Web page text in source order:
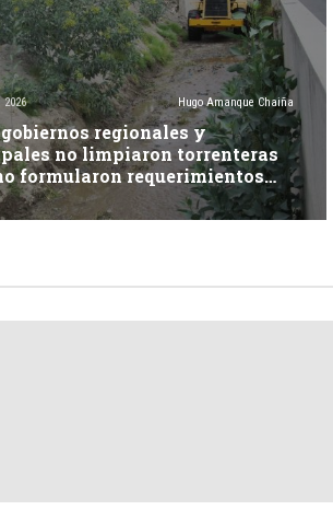
2026 Hugo Amanque Chaiña
gobiernos regionales y
no limpiaron torrenteras
formularon requerimientos
afirma informe de